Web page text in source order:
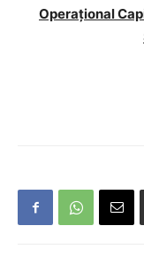
Operaţional